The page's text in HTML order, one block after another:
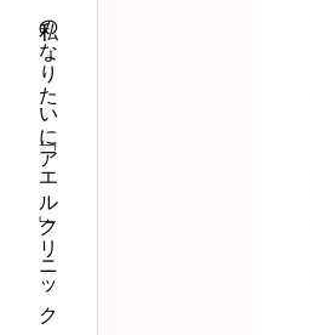
私のなりたいに「アエル」クリニック